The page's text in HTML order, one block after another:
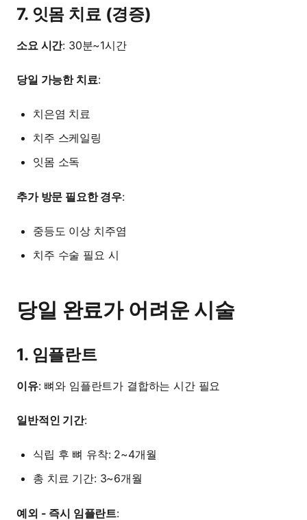
7. 잇몸 치료 (경증)
소요 시간: 30분~1시간
당일 가능한 치료:
치은염 치료
치주 스케일링
잇몸 소독
추가 방문 필요한 경우:
중등도 이상 치주염
치주 수술 필요 시
당일 완료가 어려운 시술
1. 임플란트
이유: 뼈와 임플란트가 결합하는 시간 필요
일반적인 기간:
식립 후 뼈 유착: 2~4개월
총 치료 기간: 3~6개월
예외 - 즉시 임플란트: